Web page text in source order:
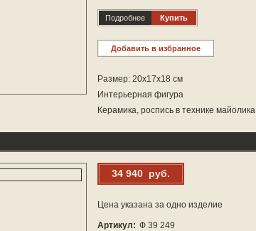
Подробнее Купить
Добавить в избранное
Размер: 20х17х18 см
Интерьерная фигура
Керамика, роспись в технике майолика
34 940 руб.
Цена указана за одно изделие
Артикул: Ф 39 249